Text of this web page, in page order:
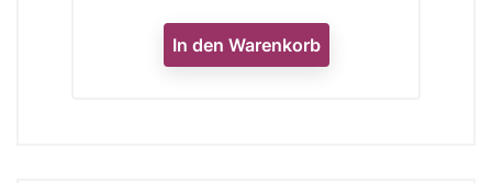
In den Warenkorb